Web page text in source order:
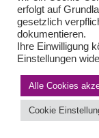
Impressum
© von
erfolgt auf
gesetzlich
dokumentieren.
Ihre Einwilligung
Einstellungen
Alle Cookies
Cookie